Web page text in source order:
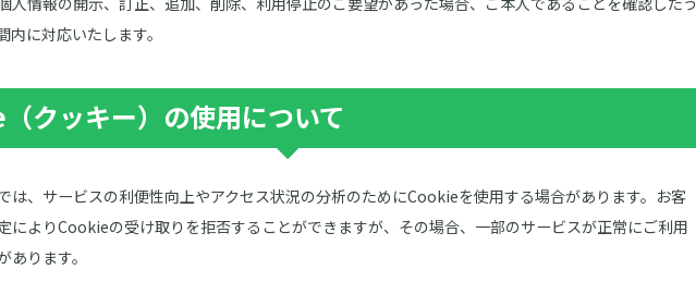
内に対応いたします。
クッキー）の使用について
は、サービスの利便性向上やアクセス状況の分析のためにCookieを使用する場合があります。お客
によりCookieの受け取りを拒否することができますが、その場合、一部のサービスが正常にご利用
あります。